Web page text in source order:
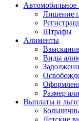
Автомобильное
Лишение
Штрафы
Алименты
Виды
Размер
Выплаты и
Детские